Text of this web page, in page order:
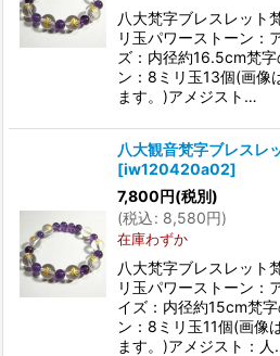
八大梵字ブレスレット
リ玉パワーストーン：
ズ：内径約16.5cm梵
ン：8ミリ玉13個(画像
ます。)アメジスト…
八大観音梵字ブレスレ
[iw120420a02]
7,800円(税別)
(税込: 8,580円)
在庫わずか
八大梵字ブレスレット
リ玉パワーストーン：
イズ：内径約15cm梵
ン：8ミリ玉11個(画像
ます。)アメジスト：